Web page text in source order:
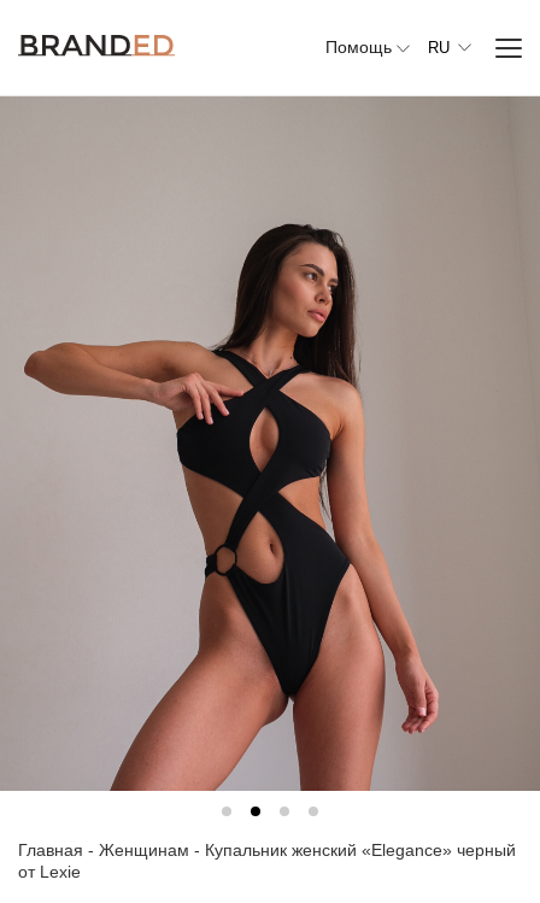
Помощь RU
Джемперы,
свитеры и
Пиджаки
Главная - Женщинам - Купальник женский «Elegance» черный
от Lexie